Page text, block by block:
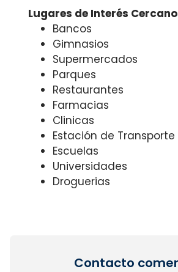
Lugares de Interés
Bancos
Gimnasios
Supermercados
Parques
Restaurantes
Farmacias
Clinicas
Estación de
Escuelas
Universidades
Droguerias
Contacto